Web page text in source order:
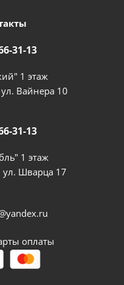
31-13
1 этаж
ул. Вайнера 10
31-13
1 этаж
ул. Шварца 17
оплаты